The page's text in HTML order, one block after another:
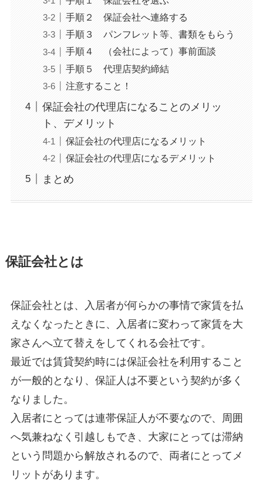
手順２ 保証会社へ連絡する
手順３ パンフレット等、書類をもらう
手順４ （会社によって）事前面談
手順５ 代理店契約締結
注意すること！
保証会社の代理店になることのメリッ
ト、デメリット
保証会社の代理店になるメリット
保証会社の代理店になるデメリット
まとめ
保証会社とは
保証会社とは、入居者が何らかの事情で家賃を払
えなくなったときに、入居者に変わって家賃を大
家さんへ立て替えをしてくれる会社です。
最近では賃貸契約時には保証会社を利用すること
が一般的となり、保証人は不要という契約が多く
なりました。
入居者にとっては連帯保証人が不要なので、周囲
へ気兼ねなく引越しもでき、大家にとっては滞納
という問題から解放されるので、両者にとってメ
リットがあります。